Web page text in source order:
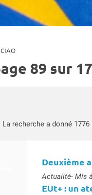
89 sur
La recherche a donné
Deuxième
Type :
Actualité- Mis
EUt+ : un